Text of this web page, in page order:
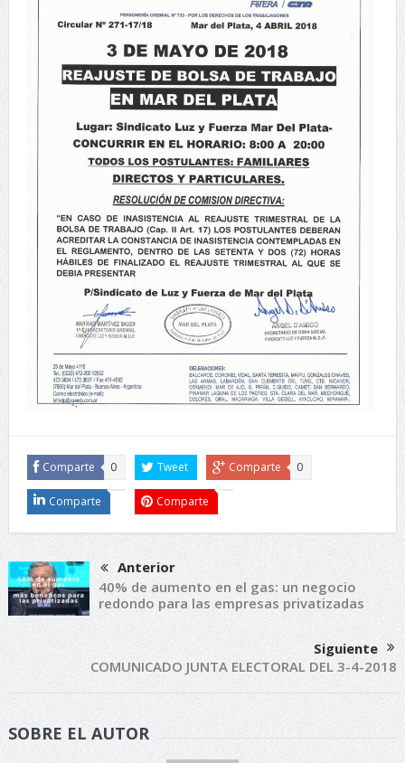
Comparte 0 Tweet Comparte 0
Comparte Comparte
Anterior
40% de aumento en el gas: un negocio
redondo para las empresas privatizadas
Siguiente
COMUNICADO JUNTA ELECTORAL DEL 3-4-2018
SOBRE EL AUTOR